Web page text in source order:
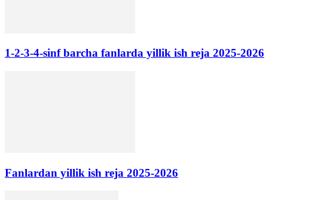
1-2-3-4-sinf barcha fanlarda yillik ish reja 2025-2026
Fanlardan yillik ish reja 2025-2026